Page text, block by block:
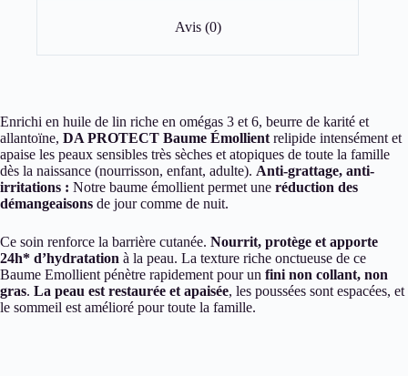
Avis (0)
Enrichi en huile de lin riche en omégas 3 et 6, beurre de karité et
allantoïne, DA PROTECT Baume Émollient relipide intensément et
apaise les peaux sensibles très sèches et atopiques de toute la famille
dès la naissance (nourrisson, enfant, adulte). Anti-grattage, anti-
irritations : Notre baume émollient permet une réduction des
démangeaisons de jour comme de nuit.
Ce soin renforce la barrière cutanée. Nourrit, protège et apporte
24h* d’hydratation à la peau. La texture riche onctueuse de ce
Baume Emollient pénètre rapidement pour un fini non collant, non
gras. La peau est restaurée et apaisée, les poussées sont espacées, et
le sommeil est amélioré pour toute la famille.